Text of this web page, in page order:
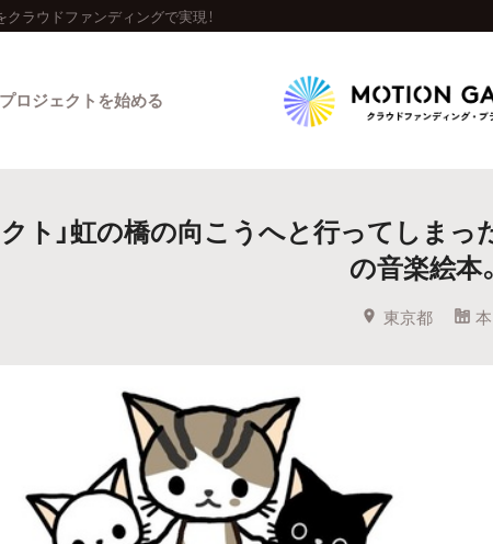
ラウドファンディングで実現！
人気のプロジェクト 新着プロジェクト
Feature
最新達成プロジェクト
プロジェクトを始める
ト」虹の橋の向こうへと行ってしま
の音楽絵本。
東京都 本